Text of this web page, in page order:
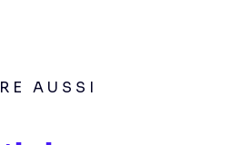
AUSSI